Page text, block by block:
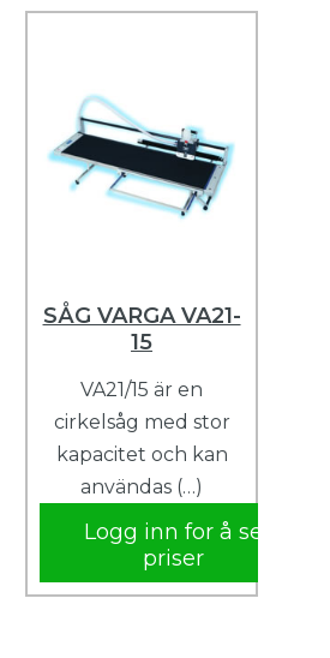
SÅG VARGA VA21-
15
VA21/15 är en
cirkelsåg med stor
kapacitet och kan
användas (…)
Logg inn for å se
priser